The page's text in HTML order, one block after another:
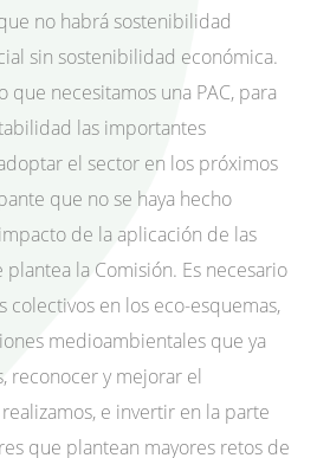
no habrá sostenibilidad
sin sostenibilidad económica.
que necesitamos una PAC, para
las importantes
el sector en los próximos
que no se haya hecho
de la aplicación de las
la Comisión. Es necesario
colectivos en los eco-esquemas,
medioambientales que ya
reconocer y mejorar el
e invertir en la parte
que plantean mayores retos de